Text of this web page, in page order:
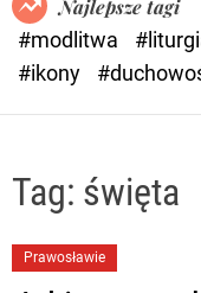
Najlepsze tagi
#modlitwa
#ikony
Tag: święta
Prawosławie